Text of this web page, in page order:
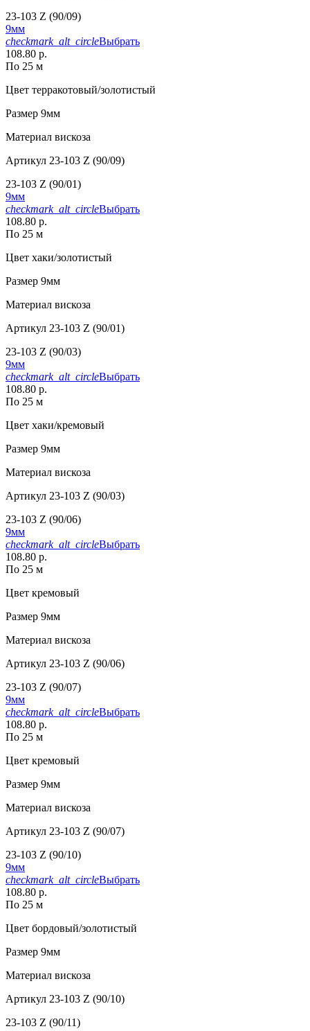
23-103 Z (90/09)
9мм
checkmark_alt_circleВыбрать
108.80 р.
По 25 м
Цвет терракотовый/золотистый
Размер 9мм
Материал вискоза
Артикул 23-103 Z (90/09)
23-103 Z (90/01)
9мм
checkmark_alt_circleВыбрать
108.80 р.
По 25 м
Цвет хаки/золотистый
Размер 9мм
Материал вискоза
Артикул 23-103 Z (90/01)
23-103 Z (90/03)
9мм
checkmark_alt_circleВыбрать
108.80 р.
По 25 м
Цвет хаки/кремовый
Размер 9мм
Материал вискоза
Артикул 23-103 Z (90/03)
23-103 Z (90/06)
9мм
checkmark_alt_circleВыбрать
108.80 р.
По 25 м
Цвет кремовый
Размер 9мм
Материал вискоза
Артикул 23-103 Z (90/06)
23-103 Z (90/07)
9мм
checkmark_alt_circleВыбрать
108.80 р.
По 25 м
Цвет кремовый
Размер 9мм
Материал вискоза
Артикул 23-103 Z (90/07)
23-103 Z (90/10)
9мм
checkmark_alt_circleВыбрать
108.80 р.
По 25 м
Цвет бордовый/золотистый
Размер 9мм
Материал вискоза
Артикул 23-103 Z (90/10)
23-103 Z (90/11)